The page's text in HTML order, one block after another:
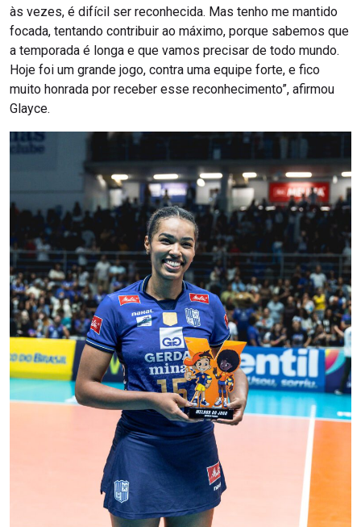
às vezes, é difícil ser reconhecida. Mas tenho me mantido
focada, tentando contribuir ao máximo, porque sabemos que
a temporada é longa e que vamos precisar de todo mundo.
Hoje foi um grande jogo, contra uma equipe forte, e fico
muito honrada por receber esse reconhecimento”, afirmou
Glayce.